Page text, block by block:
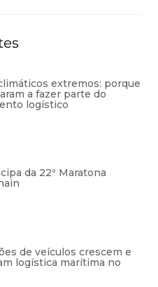
extremos: porque
a fazer parte do
logístico
da 22ª Maratona
de veículos crescem e
logística marítima no